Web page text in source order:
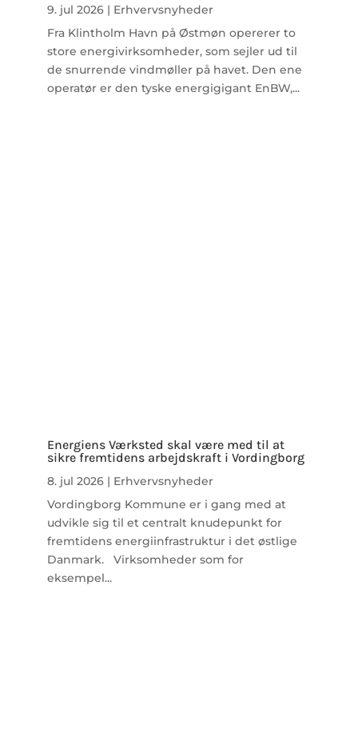
9. jul 2026 | Erhvervsnyheder
Fra Klintholm Havn på Østmøn opererer to
store energivirksomheder, som sejler ud til
de snurrende vindmøller på havet. Den ene
operatør er den tyske energigigant EnBW,...
Energiens Værksted skal være med til at
sikre fremtidens arbejdskraft i Vordingborg
8. jul 2026 | Erhvervsnyheder
Vordingborg Kommune er i gang med at
udvikle sig til et centralt knudepunkt for
fremtidens energiinfrastruktur i det østlige
Danmark. Virksomheder som for
eksempel...